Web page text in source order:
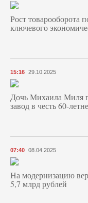
Рост товарооборота
ключевого
15:16 29.10.2025
Дочь Михаила Миля
завод в честь 60-
07:40 08.04.2025
На модернизацию
5,7 млрд рублей